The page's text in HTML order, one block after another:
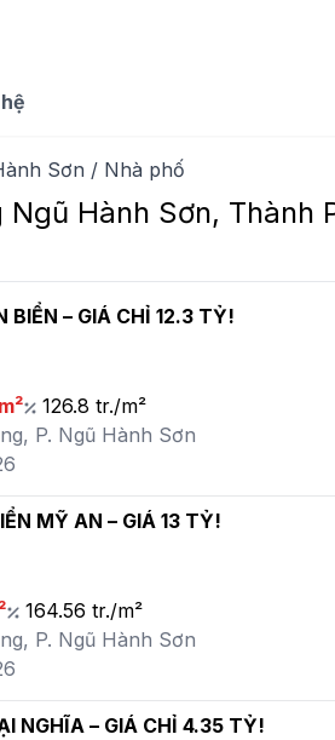
Sơn / Nhà phố
Ngũ Hành Sơn, Thành
BIỂN – GIÁ CHỈ 12.3 TỶ!
126.8 tr./m²
P. Ngũ Hành Sơn
MỸ AN – GIÁ 13 TỶ!
164.56 tr./m²
P. Ngũ Hành Sơn
NGHĨA – GIÁ CHỈ 4.35 TỶ!